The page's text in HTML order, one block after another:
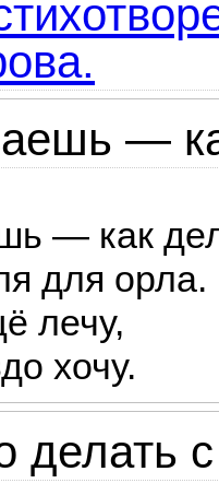
—
— как
для орла.
лечу,
хочу.
делать